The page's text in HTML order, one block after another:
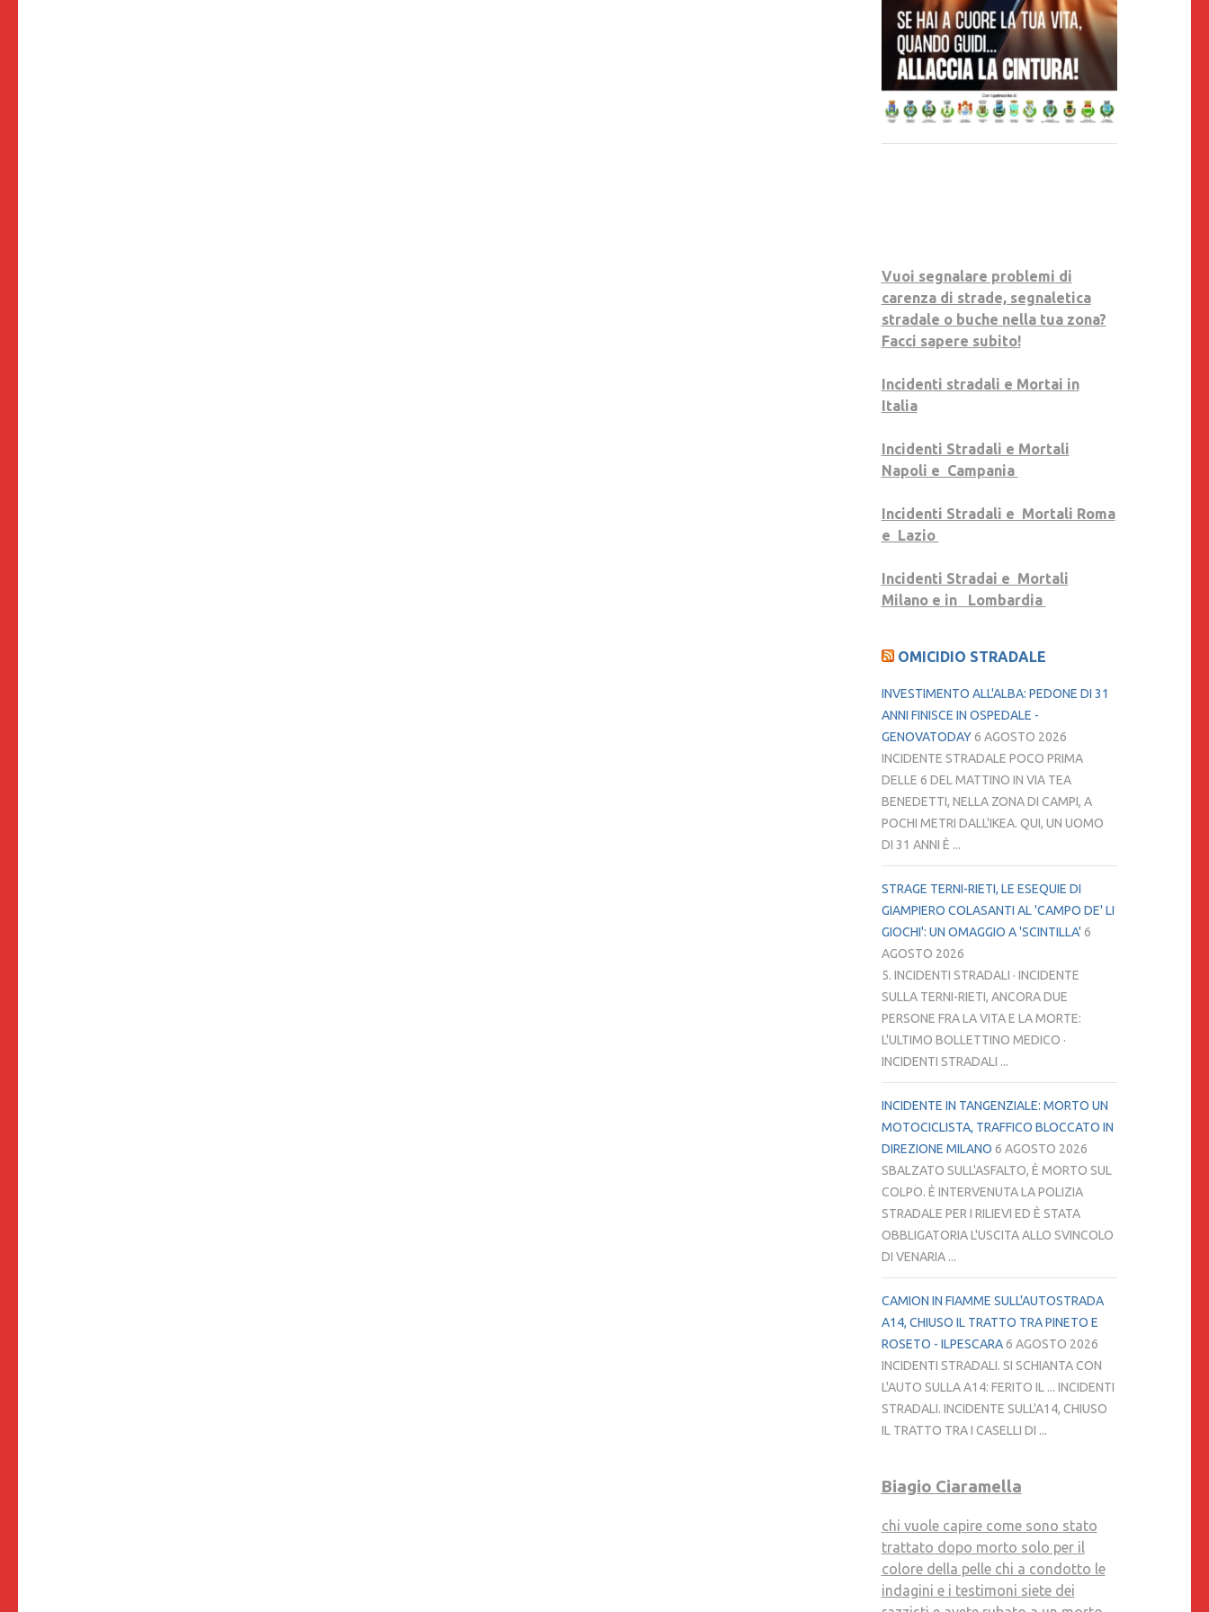
Vuoi segnalare problemi di
carenza di strade, segnaletica
stradale o buche nella tua zona?
Facci sapere subito!
Incidenti stradali e Mortai in
Italia
Incidenti Stradali e Mortali
Napoli e Campania
Incidenti Stradali e Mortali Roma
e Lazio
Incidenti Stradai e Mortali
Milano e in Lombardia
OMICIDIO STRADALE
INVESTIMENTO ALL'ALBA: PEDONE DI 31
ANNI FINISCE IN OSPEDALE -
GENOVATODAY 6 AGOSTO 2026
INCIDENTE STRADALE POCO PRIMA
DELLE 6 DEL MATTINO IN VIA TEA
BENEDETTI, NELLA ZONA DI CAMPI, A
POCHI METRI DALL'IKEA. QUI, UN UOMO
DI 31 ANNI È ...
STRAGE TERNI-RIETI, LE ESEQUIE DI
GIAMPIERO COLASANTI AL 'CAMPO DE' LI
GIOCHI': UN OMAGGIO A 'SCINTILLA' 6
AGOSTO 2026
5. INCIDENTI STRADALI · INCIDENTE
SULLA TERNI-RIETI, ANCORA DUE
PERSONE FRA LA VITA E LA MORTE:
L'ULTIMO BOLLETTINO MEDICO ·
INCIDENTI STRADALI ...
INCIDENTE IN TANGENZIALE: MORTO UN
MOTOCICLISTA, TRAFFICO BLOCCATO IN
DIREZIONE MILANO 6 AGOSTO 2026
SBALZATO SULL'ASFALTO, È MORTO SUL
COLPO. È INTERVENUTA LA POLIZIA
STRADALE PER I RILIEVI ED È STATA
OBBLIGATORIA L'USCITA ALLO SVINCOLO
DI VENARIA ...
CAMION IN FIAMME SULL'AUTOSTRADA
A14, CHIUSO IL TRATTO TRA PINETO E
ROSETO - ILPESCARA 6 AGOSTO 2026
INCIDENTI STRADALI. SI SCHIANTA CON
L'AUTO SULLA A14: FERITO IL ... INCIDENTI
STRADALI. INCIDENTE SULL'A14, CHIUSO
IL TRATTO TRA I CASELLI DI ...
Biagio Ciaramella
chi vuole capire come sono stato
trattato dopo morto solo per il
colore della pelle chi a condotto le
indagini e i testimoni siete dei